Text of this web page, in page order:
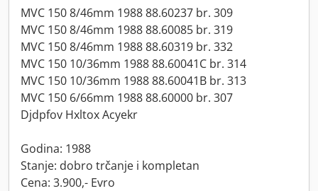
MVC 150 8/46mm 1988 88.60237 br. 309
MVC 150 8/46mm 1988 88.60085 br. 319
MVC 150 8/46mm 1988 88.60319 br. 332
MVC 150 10/36mm 1988 88.60041C br. 314
MVC 150 10/36mm 1988 88.60041B br. 313
MVC 150 6/66mm 1988 88.60000 br. 307
Djdpfov Hxltox Acyekr
Godina: 1988
Stanje: dobro trčanje i kompletan
Cena: 3.900,- Evro